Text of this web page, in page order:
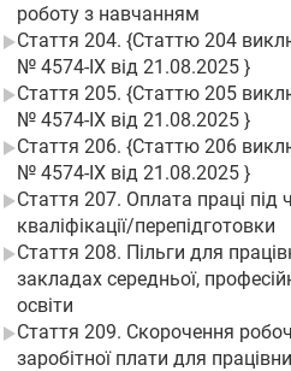
роботу з навчанням
Стаття 204. {Статтю 204
№ 4574-IX від 21.08.2025 }
Стаття 205. {Статтю 205
№ 4574-IX від 21.08.2025 }
Стаття 206. {Статтю 206
№ 4574-IX від 21.08.2025 }
Стаття 207. Оплата праці під
кваліфікації/перепідготовки
Стаття 208. Пільги для
закладах середньої,
освіти
Стаття 209. Скорочення
заробітної плати для